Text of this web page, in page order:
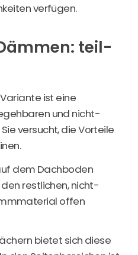
verfügen.
teil-
ist eine
und nicht-
versucht, die Vorteile
dem Dachboden
restlichen, nicht-
offen
bietet sich diese